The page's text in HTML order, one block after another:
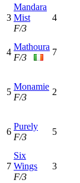
3
Mandara
Mist
F/3
4
4
Mathoura
F/3
7
5
Monamie
F/3
2
6
Purely
F/3
5
7
Six
Wings
F/3
3